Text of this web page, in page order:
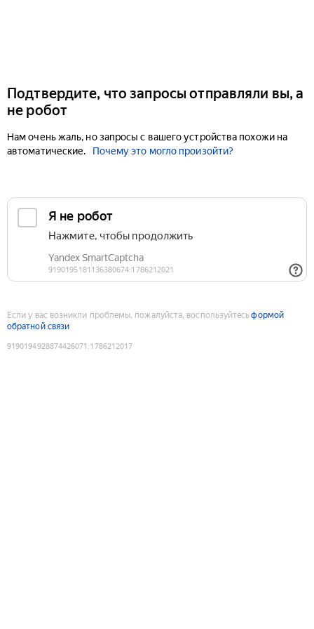
Подтвердите, что запросы отправляли вы, а
не робот
Нам очень жаль, но запросы с вашего устройства похожи на
автоматические.
Почему это могло произойти?
Если у вас возникли проблемы, пожалуйста, воспользуйтесьформой
обратной связи
9190194928874426071 :1786212017